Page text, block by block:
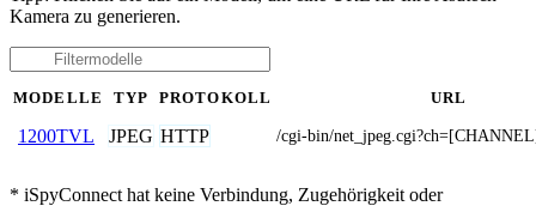
Kamera zu generieren.
MODELLE TYP PROTOKOLL URL
1200TVL JPEG HTTP /cgi-bin/
* iSpyConnect hat keine Verbindung, Zugehörigkeit oder